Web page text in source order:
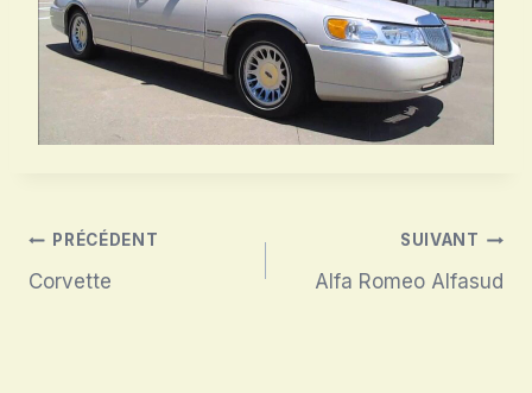
Navigation
de
PRÉCÉDENT
Corvette
SUIVANT
Alfa Romeo Alfasud